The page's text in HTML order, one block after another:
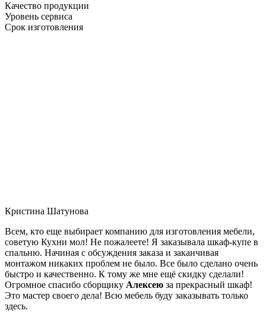
Качество продукции
Уровень сервиса
Срок изготовления
Кристина Шатунова
Всем, кто еще выбирает компанию для изготовления мебели,
советую Кухни мол! Не пожалеете! Я заказывала шкаф-купе в
спальню. Начиная с обсуждения заказа и заканчивая
монтажом никаких проблем не было. Все было сделано очень
быстро и качественно. К тому же мне ещё скидку сделали!
Огромное спасибо сборщику Алексею за прекрасный шкаф!
Это мастер своего дела! Всю мебель буду заказывать только
здесь.